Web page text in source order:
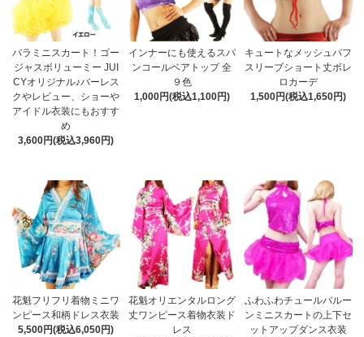
バラミニスカート！ゴー
ジャスボリューミー JUI
CYオリジナル♪バーレス
クやレビュー、ショーや
アイドル衣装にもおすす
め
3,600円(税込3,960円)
インナーにも使えるスパ
ンコールベアトップ 全
９色
1,000円(税込1,100円)
キュートなメッシュパフ
スリーブショート丈ボレ
ロカーデ
1,500円(税込1,650円)
花魁フリフリ着物ミニワ
ンピース和柄ドレス衣装
5,500円(税込6,050円)
花魁オリエンタルロング
丈ワンピース着物衣装ド
レス
ふわふわチュールバルー
ンミニスカートの上下セ
ットアップダンス衣装